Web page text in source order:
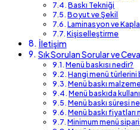
Baskı Tekniği
Boyut ve Şekil
Laminasyon ve
Kişiselleştirme
İletişim
Sık Sorulan Sorular ve
Menü baskısı nedir?
Hangi menü türlerini
Menü baskı
Menü baskıda
Menü baskı süresi
Menü baskı fiyatları
Minimum menü